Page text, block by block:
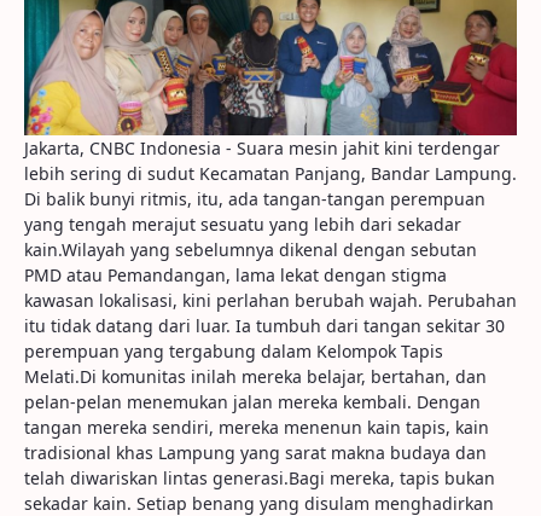
Jakarta, CNBC Indonesia - Suara mesin jahit kini terdengar
lebih sering di sudut Kecamatan Panjang, Bandar Lampung.
Di balik bunyi ritmis, itu, ada tangan-tangan perempuan
yang tengah merajut sesuatu yang lebih dari sekadar
kain.Wilayah yang sebelumnya dikenal dengan sebutan
PMD atau Pemandangan, lama lekat dengan stigma
kawasan lokalisasi, kini perlahan berubah wajah. Perubahan
itu tidak datang dari luar. Ia tumbuh dari tangan sekitar 30
perempuan yang tergabung dalam Kelompok Tapis
Melati.Di komunitas inilah mereka belajar, bertahan, dan
pelan-pelan menemukan jalan mereka kembali. Dengan
tangan mereka sendiri, mereka menenun kain tapis, kain
tradisional khas Lampung yang sarat makna budaya dan
telah diwariskan lintas generasi.Bagi mereka, tapis bukan
sekadar kain. Setiap benang yang disulam menghadirkan